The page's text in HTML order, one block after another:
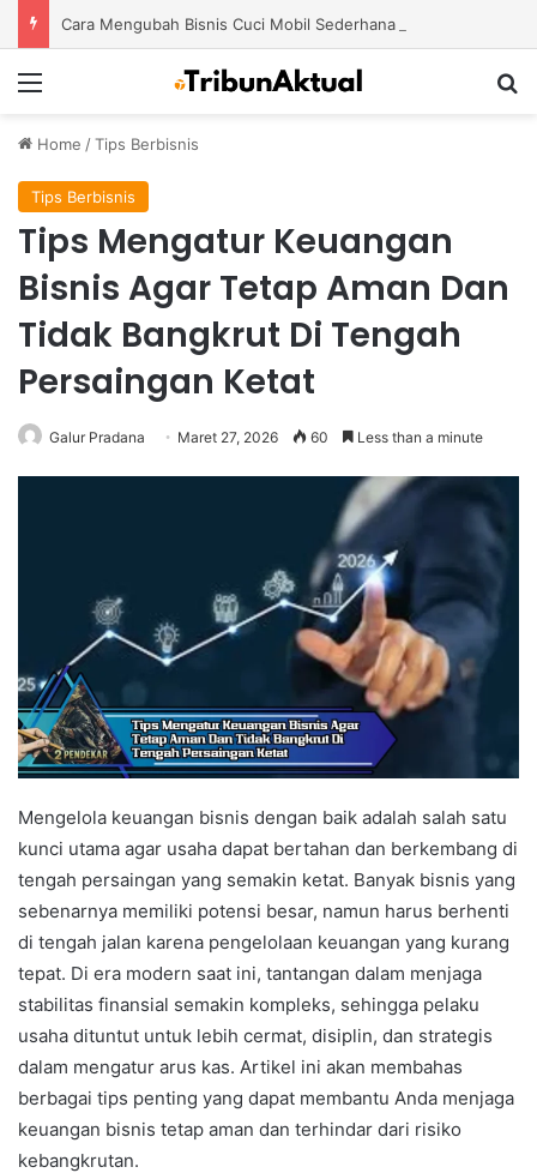
Home /Tips Berbisnis
Tips Berbisnis
Tips Mengatur Keuangan
Bisnis Agar Tetap Aman Dan
Tidak Bangkrut Di Tengah
Persaingan Ketat
Galur Pradana Maret 27, 2026 60 Less than a minute
Mengelola keuangan bisnis dengan baik adalah salah satu
kunci utama agar usaha dapat bertahan dan berkembang di
tengah persaingan yang semakin ketat. Banyak bisnis yang
sebenarnya memiliki potensi besar, namun harus berhenti
di tengah jalan karena pengelolaan keuangan yang kurang
tepat. Di era modern saat ini, tantangan dalam menjaga
stabilitas finansial semakin kompleks, sehingga pelaku
usaha dituntut untuk lebih cermat, disiplin, dan strategis
dalam mengatur arus kas. Artikel ini akan membahas
berbagai tips penting yang dapat membantu Anda menjaga
keuangan bisnis tetap aman dan terhindar dari risiko
kebangkrutan.